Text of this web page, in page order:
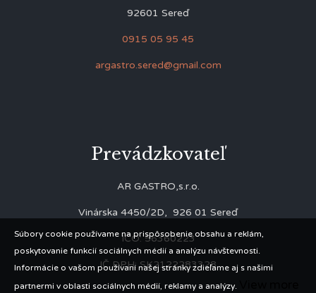
92601 Sereď
0915 05 95 45
argastro.sered@gmail.com
Prevádzkovateľ
AR GASTRO,s.r.o.
Vinárska 4450/2D, 926 01 Sereď
IČO: 56360223
IČ DPH: SK2122283328
Súbory cookie používame na prispôsobenie obsahu a reklám,
poskytovanie funkcií sociálnych médií a analýzu návštevnosti.
Informácie o vašom používaní našej stránky zdieľame aj s našimi
partnermi v oblasti sociálnych médií, reklamy a analýzy.